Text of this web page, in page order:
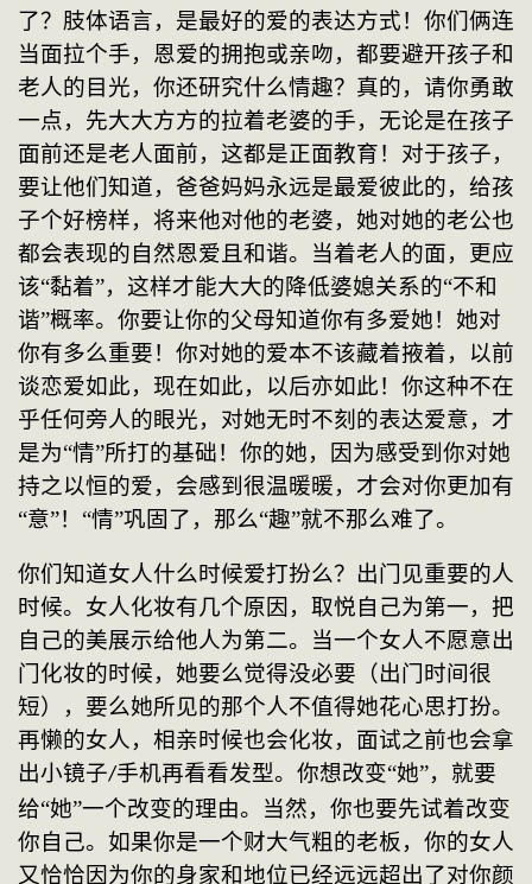
了？肢体语言，是最好的爱的表达方式！你们俩连
当面拉个手，恩爱的拥抱或亲吻，都要避开孩子和
老人的目光，你还研究什么情趣？真的，请你勇敢
一点，先大大方方的拉着老婆的手，无论是在孩子
面前还是老人面前，这都是正面教育！对于孩子，
要让他们知道，爸爸妈妈永远是最爱彼此的，给孩
子个好榜样，将来他对他的老婆，她对她的老公也
都会表现的自然恩爱且和谐。当着老人的面，更应
该“黏着”，这样才能大大的降低婆媳关系的“不和
谐”概率。你要让你的父母知道你有多爱她！她对
你有多么重要！你对她的爱本不该藏着掖着，以前
谈恋爱如此，现在如此，以后亦如此！你这种不在
乎任何旁人的眼光，对她无时不刻的表达爱意，才
是为“情”所打的基础！你的她，因为感受到你对她
持之以恒的爱，会感到很温暖暖，才会对你更加有
“意”！“情”巩固了，那么“趣”就不那么难了。
你们知道女人什么时候爱打扮么？出门见重要的人
时候。女人化妆有几个原因，取悦自己为第一，把
自己的美展示给他人为第二。当一个女人不愿意出
门化妆的时候，她要么觉得没必要（出门时间很
短），要么她所见的那个人不值得她花心思打扮。
再懒的女人，相亲时候也会化妆，面试之前也会拿
出小镜子/手机再看看发型。你想改变“她”，就要
给“她”一个改变的理由。当然，你也要先试着改变
你自己。如果你是一个财大气粗的老板，你的女人
又恰恰因为你的身家和地位已经远远超出了对你颜